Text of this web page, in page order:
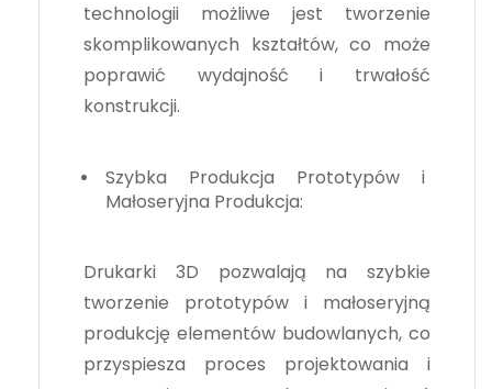
technologii możliwe jest tworzenie
skomplikowanych kształtów, co może
poprawić wydajność i trwałość
konstrukcji.
Szybka Produkcja Prototypów i
Małoseryjna Produkcja:
Drukarki 3D pozwalają na szybkie
tworzenie prototypów i małoseryjną
produkcję elementów budowlanych, co
przyspiesza proces projektowania i